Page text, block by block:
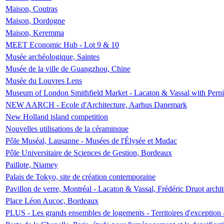
Maison, Coutras
Maison, Dordogne
Maison, Keremma
MEET Economic Hub - Lot 9 & 10
Musée archéologique, Saintes
Musée de la ville de Guangzhou, Chine
Musée du Louvres Lens
Museum of London Smithfield Market - Lacaton & Vassal with
NEW AARCH - Ecole d'Architecture, Aarhus Danemark
New Holland island competition
Nouvelles utilisations de la céraminque
Pôle Muséal, Lausanne - Musées de l'Élysée et Mudac
Pôle Universitaire de Sciences de Gestion, Bordeaux
Paillote, Niamey
Palais de Tokyo, site de création contemporaine
Pavillon de verre, Montréal - Lacaton & Vassal, Frédéric Druot
Place Léon Aucoc, Bordeaux
PLUS - Les grands ensembles de logements - Territoires